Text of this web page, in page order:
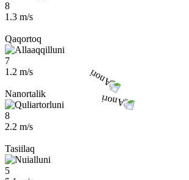
8
1.3 m/s
Qaqortoq
7
1.2 m/s
Nanortalik
8
2.2 m/s
Tasiilaq
5